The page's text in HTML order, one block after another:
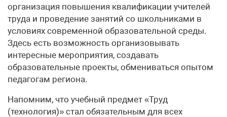
организация повышения квалификации учителей
труда и проведение занятий со школьниками в
условиях современной образовательной среды.
Здесь есть возможность организовывать
интересные мероприятия, создавать
образовательные проекты, обмениваться опытом
педагогам региона.
Напомним, что учебный предмет «Труд
(технология)» стал обязательным для всех